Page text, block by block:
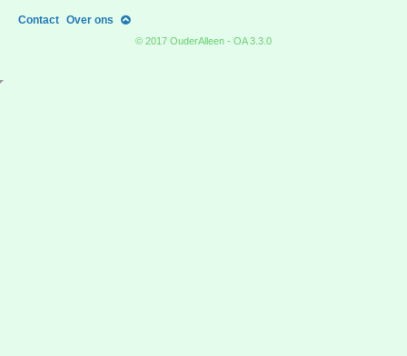
Contact Over ons
© 2017 OuderAlleen - OA 3.3.0